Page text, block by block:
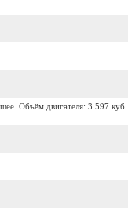
Объём двигателя: 3 597